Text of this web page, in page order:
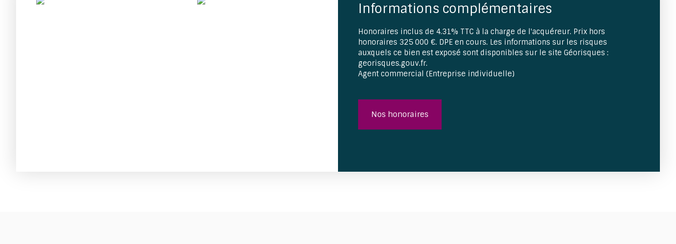
Informations complémentaires
Honoraires inclus de 4.31% TTC à la charge de l'acquéreur. Prix hors
honoraires 325 000 €. DPE en cours. Les informations sur les risques
auxquels ce bien est exposé sont disponibles sur le site Géorisques :
georisques.gouv.fr.
Agent commercial (Entreprise individuelle)
Nos honoraires